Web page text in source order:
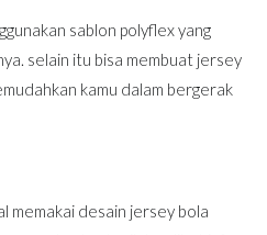
sablon polyflex yang
selain itu bisa membuat jersey
kamu dalam bergerak
memakai desain jersey bola